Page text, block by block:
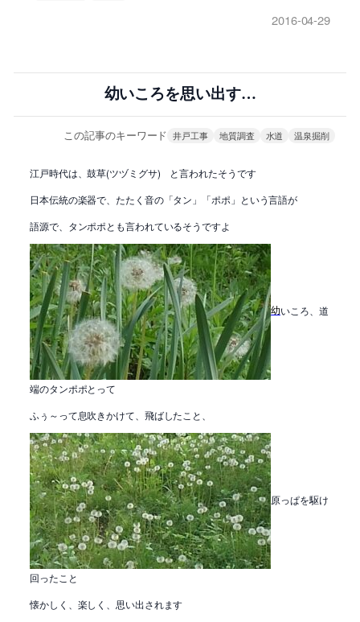
2016-04-29
幼いころを思い出す…
この記事のキーワード 井戸工事 地質調査 水道 温泉掘削
江戸時代は、鼓草(ツヅミグサ) と言われたそうです
日本伝統の楽器で、たたく音の「タン」「ポポ」という言語が
語源で、タンポポとも言われているそうですよ
幼いころ、道
端のタンポポとって
ふぅ～って息吹きかけて、飛ばしたこと、
原っぱを駆け
回ったこと
懐かしく、楽しく、思い出されます